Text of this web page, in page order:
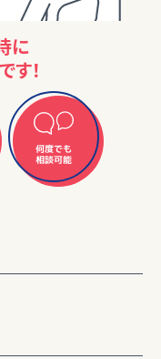
に
す！
何度でも
相談可能